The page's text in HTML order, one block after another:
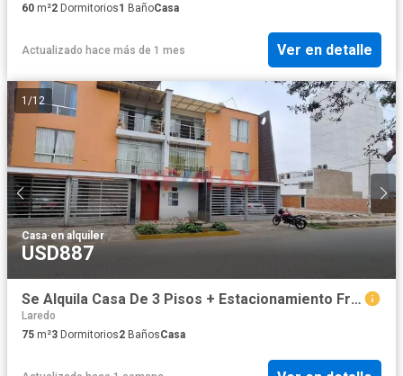
60 m²2 Dormitorios1 BañoCasa
Actualizado hace más de 1 mes Ver en detalle
1 /12
Casa·en alquiler
USD887
Se Alquila Casa De 3 Pisos + Estacionamiento Frente A Parque En Urb. Soliluz – Trujillo – S/3,000
Laredo
75 m²3 Dormitorios2 BañosCasa